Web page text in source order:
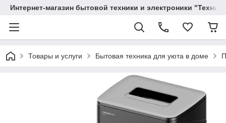
Интернет-магазин бытовой техники и электроники
Товары и услуги Бытовая техника для уюта в доме